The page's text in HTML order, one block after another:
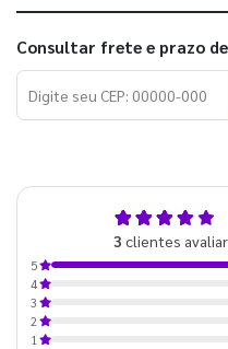
Consultar frete e prazo
3 clientes
5
4
3
2
1